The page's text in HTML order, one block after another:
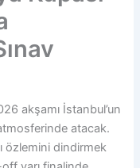
akşamı İstanbul’un
atacak.
özlemini dindirmek